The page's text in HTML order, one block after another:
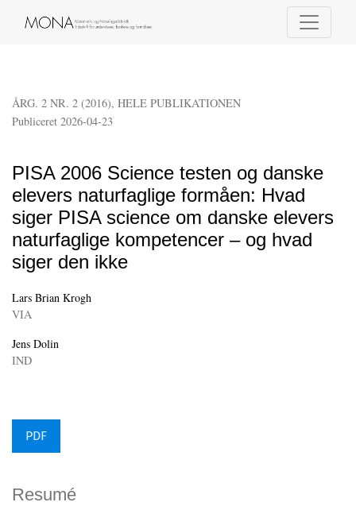
PISA 2006 Science testen og danske elevers naturfaglige formåen
ÅRG. 2 NR. 2 (2016), HELE PUBLIKATIONEN
PISA 2006 Science testen og danske
elevers naturfaglige formåen: Hvad
siger PISA science om danske elevers
naturfaglige kompetencer – og hvad
siger den ikke
Publiceret 2026-04-23
Lars Brian Krogh
VIA
Jens Dolin
IND
PDF
Resumé